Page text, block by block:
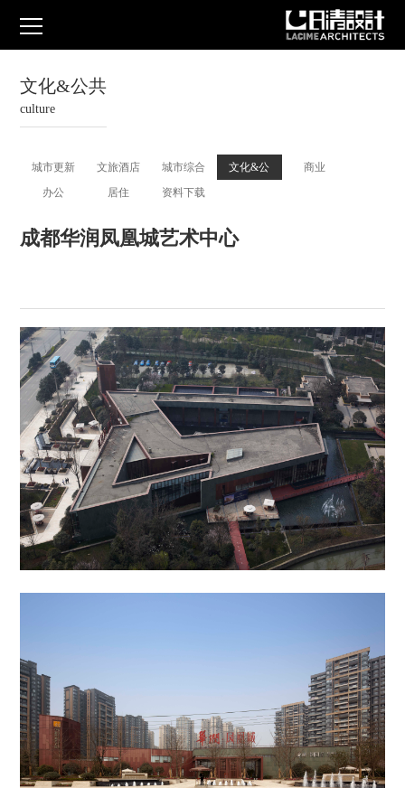
文化&公共
culture
城市更新 文旅酒店
城市综合
体
文化&公
商业
办公
居住 资料下载
成都华润凤凰城艺术中心